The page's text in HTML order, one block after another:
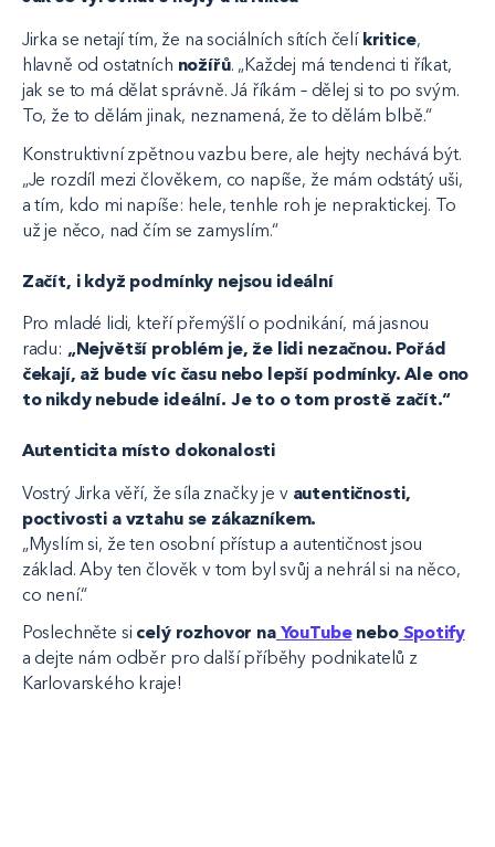
Jirka se netají tím, že na sociálních sítích čelí kritice,
hlavně od ostatních nožířů. „Každej má tendenci ti říkat,
jak se to má dělat správně. Já říkám – dělej si to po svým.
To, že to dělám jinak, neznamená, že to dělám blbě.“
Konstruktivní zpětnou vazbu bere, ale hejty nechává být.
„Je rozdíl mezi člověkem, co napíše, že mám odstátý uši,
a tím, kdo mi napíše: hele, tenhle roh je nepraktickej. To
už je něco, nad čím se zamyslím.“
Začít, i když podmínky nejsou ideální
Pro mladé lidi, kteří přemýšlí o podnikání, má jasnou
radu: „Největší problém je, že lidi nezačnou. Pořád
čekají, až bude víc času nebo lepší podmínky. Ale ono
to nikdy nebude ideální. Je to o tom prostě začít.“
Autenticita místo dokonalosti
Vostrý Jirka věří, že síla značky je v autentičnosti,
poctivosti a vztahu se zákazníkem.
„Myslím si, že ten osobní přístup a autentičnost jsou
základ. Aby ten člověk v tom byl svůj a nehrál si na něco,
co není.“
Poslechněte si celý rozhovor naYouTubeneboSpotify
a dejte nám odběr pro další příběhy podnikatelů z
Karlovarského kraje!